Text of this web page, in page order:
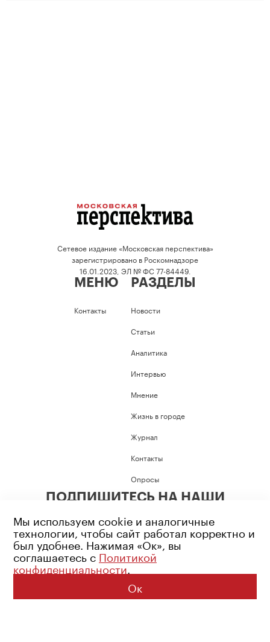
Сетевое издание «Московская перспектива»
зарегистрировано в Роскомнадзоре
16.01.2023, ЭЛ № ФС 77-84449.
МЕНЮ
Контакты
РАЗДЕЛЫ
Новости
Статьи
Аналитика
Интервью
Мнение
Жизнь в городе
Журнал
Контакты
Опросы
ПОДПИШИТЕСЬ НА НАШИ
Возрастное ограничение: 16+
Политика конфиденциальности
© 2026 Все права защищены
Мы используем cookie и аналогичные
технологии, чтобы сайт работал корректно и
был удобнее. Нажимая «Ок», вы
соглашаетесь с Политикой
конфиденциальности.
Ок